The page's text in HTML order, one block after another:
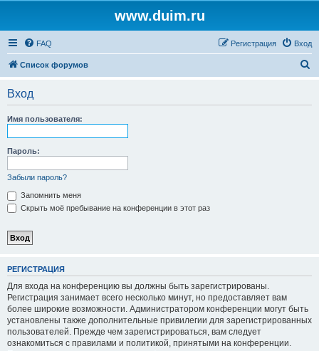
www.duim.ru
FAQ Вход
Регистрация
Список форумов
Вход
Имя пользователя:
Пароль:
Забыли пароль?
Запомнить меня
Скрыть моё пребывание на конференции в этот раз
РЕГИСТРАЦИЯ
Для входа на конференцию вы должны быть зарегистрированы.
Регистрация занимает всего несколько минут, но предоставляет вам
более широкие возможности. Администратором конференции могут быть
установлены также дополнительные привилегии для зарегистрированных
пользователей. Прежде чем зарегистрироваться, вам следует
ознакомиться с правилами и политикой, принятыми на конференции.